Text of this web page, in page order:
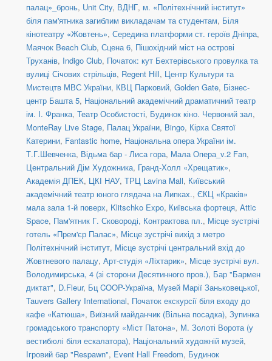
палац»_бронь, Unit Сity, ВДНГ, м. «Політехнічний інститут»
біля пам'ятника загиблим викладачам та студентам, Біля
кінотеатру «Жовтень», Середина платформи ст. героїв Дніпра,
Маячок Beach Club, Сцена 6, Пішохідний міст на острові
Труханів, Indigo Club, Початок: кут Бехтерівського провулка та
вулиці Січових стрільців, Regent Hill, Центр Культури та
Мистецтв МВС України, КВЦ Парковий, Golden Gate, Бізнес-
центр Башта 5, Національний академічний драматичний театр
ім. І. Франка, Театр Особистості, Будинок кіно. Червоний зал,
MonteRay Live Stage, Палац України, Bingo, Кірха Святої
Катерини, Fantastic home, Національна опера України ім.
Т.Г.Шевченка, Відьма бар - Лиса гора, Мала Опера_v.2 Fan,
Центральний Дім Художника, Гранд-Холл «Хрещатик»,
Академія ДПЕК, ЦКІ НАУ, ТРЦ Lavina Mall, Київський
академічний театр юного глядача на Липках., ЄКЦ «Краків»
мала зала 1-й поверх, Klitschko Expo, Київська фортеця, Attic
Space, Пам'ятник Г. Сковороді, Контрактова пл., Місце зустрічі
готель «Прем'єр Палас», Місце зустрічі вихід з метро
Політехнічний інститут, Місце зустрічі центральний вхід до
Жовтневого палацу, Арт-студія «Ліхтарик», Місце зустрічі вул.
Володимирська, 4 (зі сторони Десятинного пров.), Бар "Бармен
диктат", D.Fleur, Бц COOP-Україна, Музей Марії Заньковецької,
Tauvers Gallery International, Початок екскурсії біля входу до
кафе «Катюша», Виїзний майданчик (Вільна посадка), Зупинка
громадського транспорту «Міст Патона», М. Золоті Ворота (у
вестибюлі біля ескалатора), Національний художній музей,
Ігровий бар "Respawn", Event Hall Freedom, Будинок